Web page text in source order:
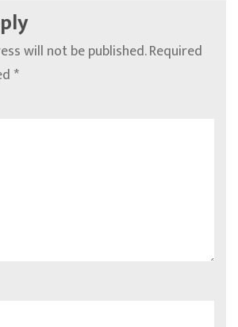
will not be published.Required
*